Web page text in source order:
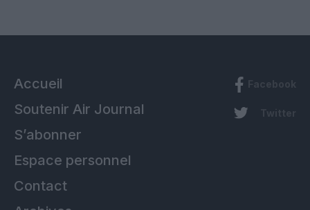
Accueil
Soutenir Air Journal
S’abonner
Espace personnel
Contact